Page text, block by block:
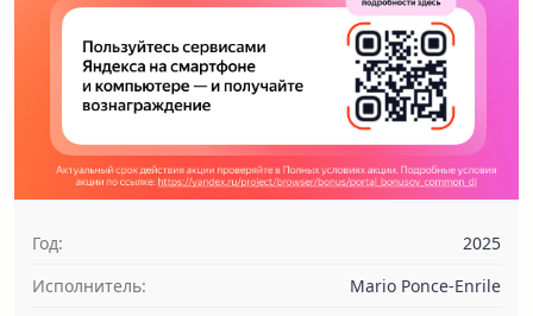
Год:
2025
Исполнитель:
Mario Ponce-Enrile